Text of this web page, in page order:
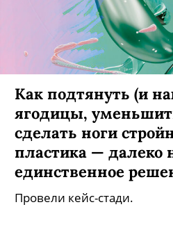
Как подтянуть (и
ягодицы,
сделать ноги
пластика — далеко
единственное
Провели кейс-стади.